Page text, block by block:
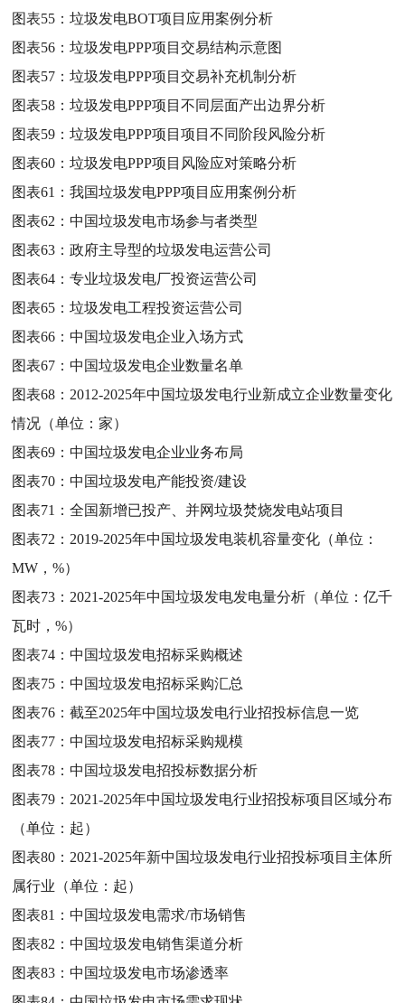
图表55：垃圾发电BOT项目应用案例分析
图表56：垃圾发电PPP项目交易结构示意图
图表57：垃圾发电PPP项目交易补充机制分析
图表58：垃圾发电PPP项目不同层面产出边界分析
图表59：垃圾发电PPP项目项目不同阶段风险分析
图表60：垃圾发电PPP项目风险应对策略分析
图表61：我国垃圾发电PPP项目应用案例分析
图表62：中国垃圾发电市场参与者类型
图表63：政府主导型的垃圾发电运营公司
图表64：专业垃圾发电厂投资运营公司
图表65：垃圾发电工程投资运营公司
图表66：中国垃圾发电企业入场方式
图表67：中国垃圾发电企业数量名单
图表68： 2012-2025年中国垃圾发电行业新成立企业数量变化
情况（单位：家）
图表69：中国垃圾发电企业业务布局
图表70：中国垃圾发电产能投资/建设
图表71：全国新增已投产、并网垃圾焚烧发电站项目
图表72： 2019-2025年中国垃圾发电装机容量变化（单位：
MW，%）
图表73： 2021-2025年中国垃圾发电发电量分析（单位：亿千
瓦时，%）
图表74：中国垃圾发电招标采购概述
图表75：中国垃圾发电招标采购汇总
图表76：截至2025年中国垃圾发电行业招投标信息一览
图表77：中国垃圾发电招标采购规模
图表78：中国垃圾发电招投标数据分析
图表79： 2021-2025年中国垃圾发电行业招投标项目区域分布
（单位：起）
图表80： 2021-2025年新中国垃圾发电行业招投标项目主体所
属行业（单位：起）
图表81：中国垃圾发电需求/市场销售
图表82：中国垃圾发电销售渠道分析
图表83：中国垃圾发电市场渗透率